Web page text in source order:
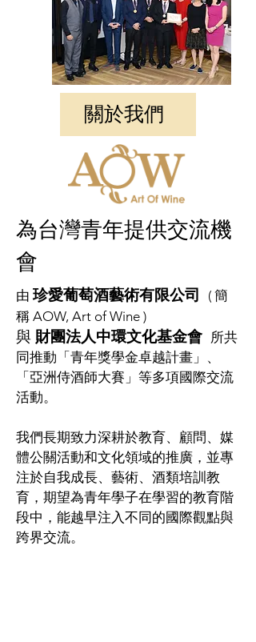
​關於我們
為台灣青年提供交流機
會
由 珍愛葡萄酒藝術有限公司
( 簡
稱 AOW, Art of Wine )
與 財團法人中環文化基金會 所共
同推動「青年獎學金卓越計畫」、
「亞洲侍酒師大賽」等多項國際交流
活動。
我們長期致力深耕於教育、顧問、媒
體公關活動和文化領域的推廣，並專
注於自我成長、藝術、酒類培訓教
育，期望為青年學子在學習的教育階
段中，能越早注入不同的國際觀點與
跨界交流。